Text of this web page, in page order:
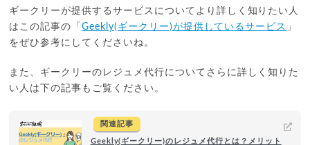
ギークリーが提供するサービスについてより詳しく知りたい人
はこの記事の「Geekly(ギークリー)が提供しているサービス 」
をぜひ参考にしてくださいね。
また、ギークリーのレジュメ代行についてさらに詳しく知りた
い人は下の記事もご覧ください。
関連記事
Geekly(ギークリー)のレジュメ代行とは？メリット